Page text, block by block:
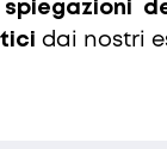
dai nostri